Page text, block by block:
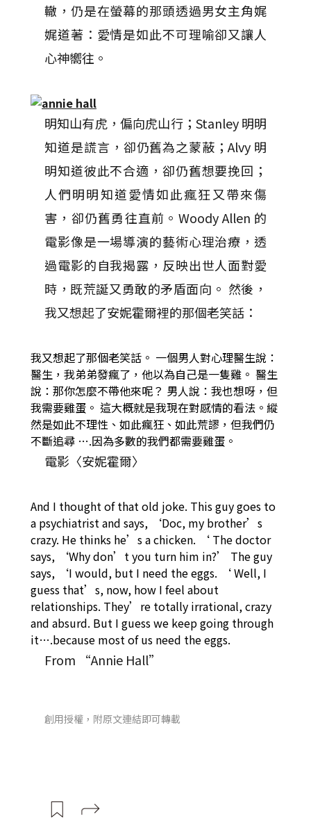
轍，仍是在螢幕的那頭透過男女主角娓
娓道著：愛情是如此不可理喻卻又讓人
心神嚮往。
明知山有虎，偏向虎山行；Stanley 明明
知道是謊言，卻仍舊為之蒙蔽；Alvy 明
明知道彼此不合適，卻仍舊想要挽回；
人們明明知道愛情如此瘋狂又帶來傷
害，卻仍舊勇往直前。Woody Allen 的
電影像是一場導演的藝術心理治療，透
過電影的自我揭露，反映出世人面對愛
時，既荒誕又勇敢的矛盾面向。 然後，
我又想起了安妮霍爾裡的那個老笑話：
我又想起了那個老笑話。 一個男人對心理醫生說：
醫生，我弟弟發瘋了，他以為自己是一隻雞。 醫生
說：那你怎麼不帶他來呢？ 男人說：我也想呀，但
我需要雞蛋。 這大概就是我現在對感情的看法。縱
然是如此不理性、如此瘋狂、如此荒謬，但我們仍
不斷追尋 ….因為多數的我們都需要雞蛋。
電影〈安妮霍爾〉
And I thought of that old joke. This guy goes to
a psychiatrist and says, ‘Doc, my brother’s
crazy. He thinks he’s a chicken. ‘ The doctor
says, ‘Why don’t you turn him in?’ The guy
says, ‘I would, but I need the eggs. ‘ Well, I
guess that’s, now, how I feel about
relationships. They’re totally irrational, crazy
and absurd. But I guess we keep going through
it….because most of us need the eggs.
From “Annie Hall”
創用授權，附原文連結即可轉載